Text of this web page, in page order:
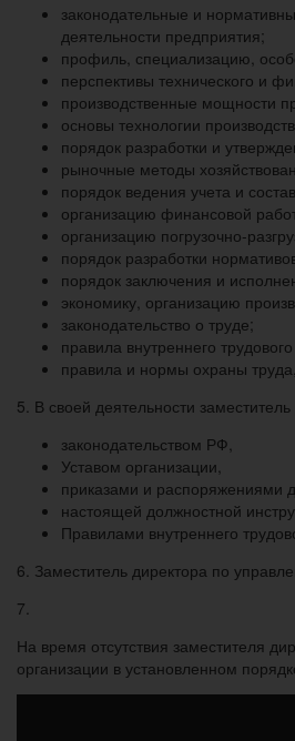
законодательные и
деятельности предприятия;
профиль, специализацию,
перспективы технического и
производственные мощности
основы технологии
порядок разработки и
рыночные методы
порядок ведения учета и
организацию финансовой
организацию погрузочно-
порядок разработки
порядок заключения и
экономику, организацию
законодательство о труде;
правила внутреннего
правила и нормы охраны
5. В своей деятельности
законодательством РФ,
Уставом организации,
приказами и распоряжениями
настоящей должностной
Правилами внутреннего
6. Заместитель директора по
7.
На время отсутствия заместителя
организации в установленном